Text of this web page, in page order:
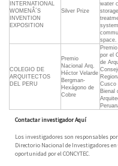
INTERNATIONAL
WOMENÂ´S
INVENTION
EXPOSITION
Silver Prize
water
space.
COLEGIO DE
ARQUITECTOS
DEL PERU
Premio
Nacional Arq.
Héctor Velarde
Bergman-
Hexágono de
Cobre
por el
de
Cusco
Bienal
Contactar investigador Aquí
Los investigadores son responsables
Directorio Nacional de Investigadores
oportunidad por el CONCYTEC.